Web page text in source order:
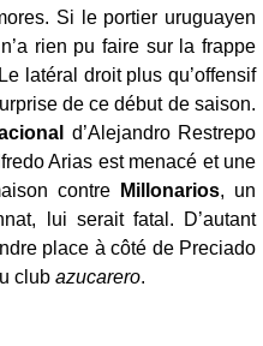
Si le portier uruguayen
rien pu faire sur la frappe
latéral droit plus qu’offensif
de ce début de saison.
d’Alejandro Restrepo
Arias est menacé et une
contre
Millonarios, un
lui serait fatal. D’autant
place à côté de Preciado
club azucarero.